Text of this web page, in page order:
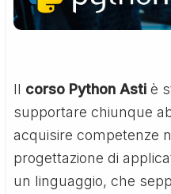
Il corso Python Asti è
supportare chiunque
acquisire competenze
progettazione di
un linguaggio, che